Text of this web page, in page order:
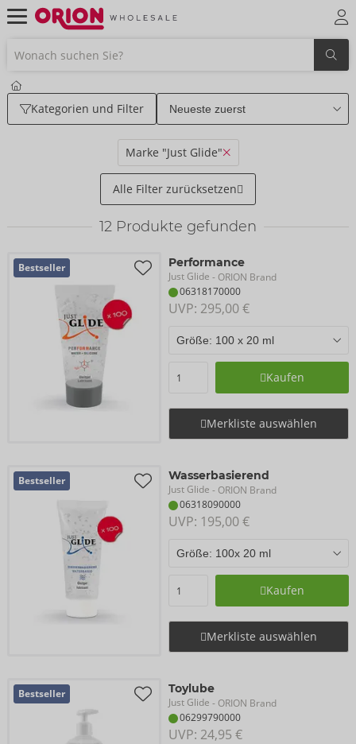
Kategorien und Filter
Marke "Just Glide"
Alle Filter zurücksetzen
12 Produkte gefunden
Bestseller Performance
Just Glide - ORION Brand
06318170000
UVP: 295,00 €
Kaufen
Merkliste auswählen
Bestseller Wasserbasierend
Just Glide - ORION Brand
06318090000
UVP: 195,00 €
Kaufen
Merkliste auswählen
Bestseller Toylube
Just Glide - ORION Brand
06299790000
UVP: 24,95 €